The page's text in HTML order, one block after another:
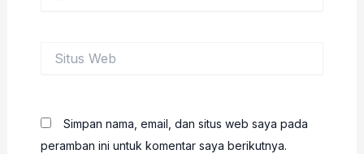
Web
Simpan nama, email, dan situs web saya pada
peramban ini untuk komentar saya berikutnya.